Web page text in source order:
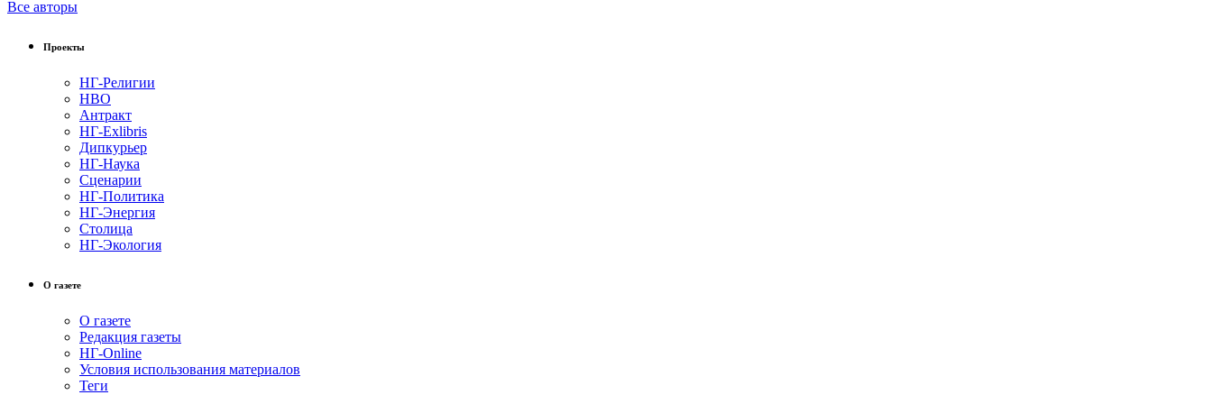
Все авторы
Проекты
НГ-Религии
НВО
Антракт
НГ-Exlibris
Дипкурьер
НГ-Наука
Сценарии
НГ-Политика
НГ-Энергия
Столица
НГ-Экология
О газете
О газете
Редакция газеты
НГ-Online
Условия использования материалов
Теги